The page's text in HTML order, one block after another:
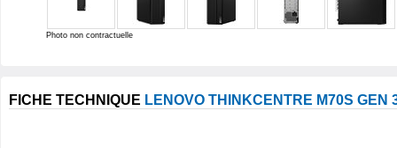
Photo non contractuelle
FICHE TECHNIQUE LENOVO THINKCENTRE M70S GEN